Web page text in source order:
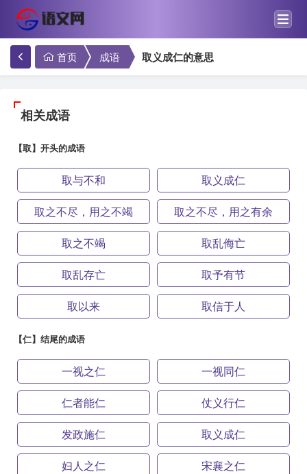
首页 成语 取义成仁的意思
相关成语
【取】开头的成语
取与不和
取义成仁
取之不尽，用之不竭
取之不尽，用之有余
取之不竭
取乱侮亡
取乱存亡
取予有节
取以来
取信于人
【仁】结尾的成语
一视之仁
一视同仁
仁者能仁
仗义行仁
发政施仁
取义成仁
妇人之仁
宋襄之仁